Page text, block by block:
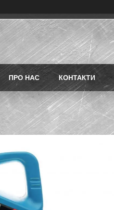
ПРО НАС КОНТАКТИ